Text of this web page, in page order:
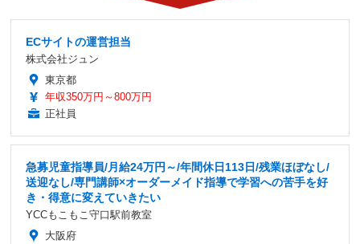
ECサイトの運営担当
株式会社ジュン
東京都
年収350万円～800万円
正社員
急募児童指導員/月給24万円～/年間休日113日/残業ほぼなし/
送迎なし/専門講師×オーダーメイド指導で学習への苦手を好
き・得意に変えていきたい
YCCもこもこ守口駅前教室
大阪府